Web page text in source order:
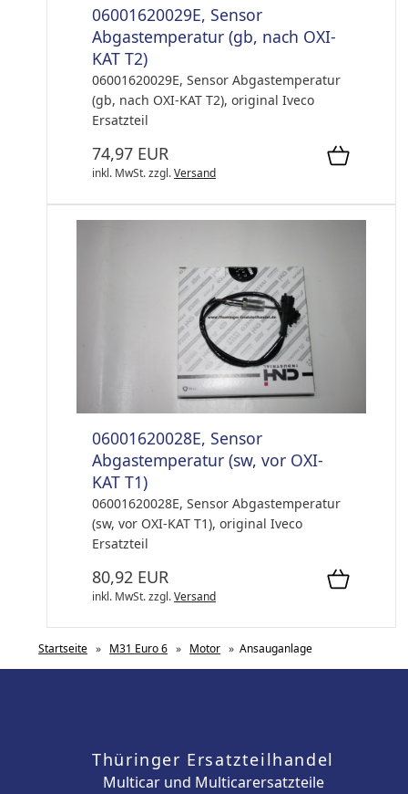
06001620029E, Sensor
Abgastemperatur (gb, nach OXI-
KAT T2)
06001620029E, Sensor Abgastemperatur
(gb, nach OXI-KAT T2), original Iveco
Ersatzteil
74,97 EUR
inkl. MwSt.zzgl.Versand
06001620028E, Sensor
Abgastemperatur (sw, vor OXI-
KAT T1)
06001620028E, Sensor Abgastemperatur
(sw, vor OXI-KAT T1), original Iveco
Ersatzteil
80,92 EUR
inkl. MwSt.zzgl.Versand
Startseite » M31 Euro 6 » Motor » Ansauganlage
Thüringer Ersatzteilhandel
Multicar und Multicarersatzteile